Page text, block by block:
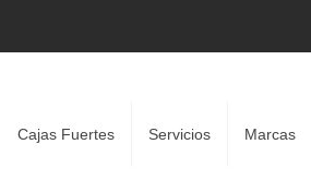
Cajas Fuertes Servicios Marcas